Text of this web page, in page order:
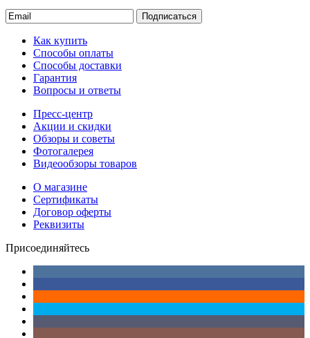
Подписаться
Как купить
Способы оплаты
Способы доставки
Гарантия
Вопросы и ответы
Пресс-центр
Акции и скидки
Обзоры и советы
Фотогалерея
Видеообзоры товаров
О магазине
Сертификаты
Договор оферты
Реквизиты
Присоединяйтесь